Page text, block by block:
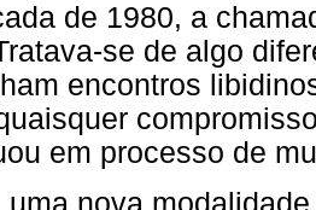
de 1980, a
se de algo
encontros
em processo de
uma nova